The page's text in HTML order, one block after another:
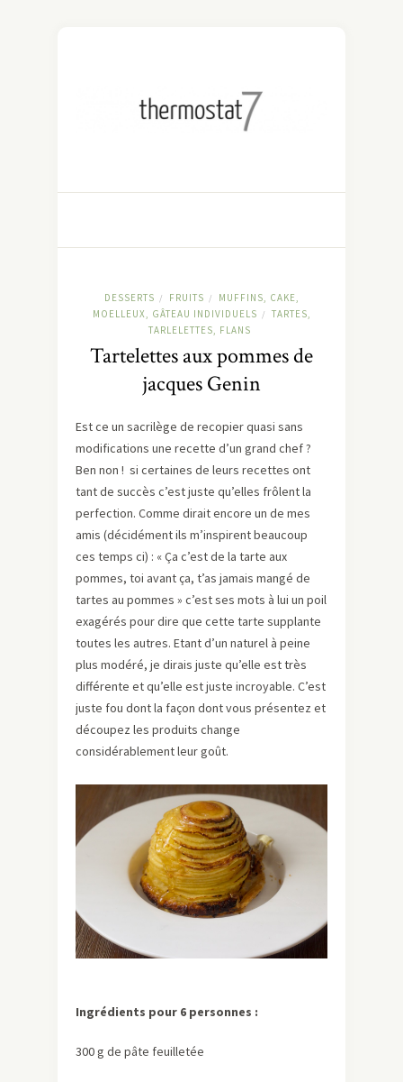
DESSERTS / FRUITS /
MUFFINS, CAKE,
MOELLEUX, GÂTEAU INDIVIDUELS /
TARTES,
TARLELETTES, FLANS
Tartelettes aux pommes de
jacques Genin
Est ce un sacrilège de recopier quasi sans
modifications une recette d’un grand chef ?
Ben non ! si certaines de leurs recettes ont
tant de succès c’est juste qu’elles frôlent la
perfection. Comme dirait encore un de mes
amis (décidément ils m’inspirent beaucoup
ces temps ci) : « Ça c’est de la tarte aux
pommes, toi avant ça, t’as jamais mangé de
tartes au pommes » c’est ses mots à lui un poil
exagérés pour dire que cette tarte supplante
toutes les autres. Etant d’un naturel à peine
plus modéré, je dirais juste qu’elle est très
différente et qu’elle est juste incroyable. C’est
juste fou dont la façon dont vous présentez et
découpez les produits change
considérablement leur goût.
Ingrédients pour 6 personnes :
300 g de pâte feuilletée